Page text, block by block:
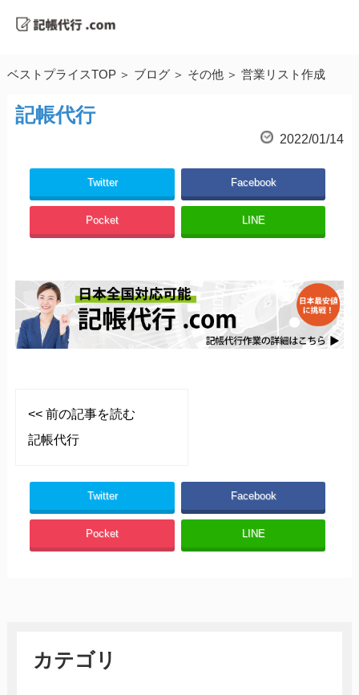
ベストプライスTOP ブログ その他 営業リスト作成
記帳代行
2022/01/14
Twitter Facebook
Pocket LINE
<< 前の記事を読む
記帳代行
Twitter Facebook
Pocket LINE
カテゴリ